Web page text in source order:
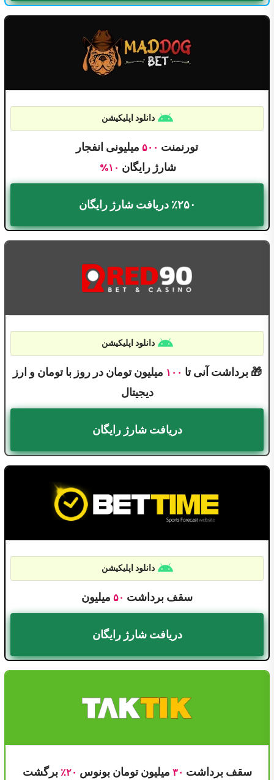
دانلود اپلیکیشن
تورنمنت ۵۰۰ میلیونی انفجار
شارژ رایگان ۱۰%
٪۲۵۰ دریافت شارژ رایگان
دانلود اپلیکیشن
🎁 برداشت آنی تا ۱۰۰ میلیون تومان در روز با تومان و ارز
دیجیتال
دریافت شارژ رایگان
دانلود اپلیکیشن
سقف برداشت ۵۰ میلیون
دریافت شارژ رایگان
سقف برداشت ۳۰ میلیون تومان بونوس ۲۰٪ برگشت